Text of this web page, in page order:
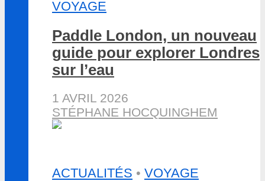
VOYAGE
Paddle London, un nouveau
guide pour explorer Londres
sur l’eau
1 AVRIL 2026
STÉPHANE HOCQUINGHEM
ACTUALITÉS • VOYAGE